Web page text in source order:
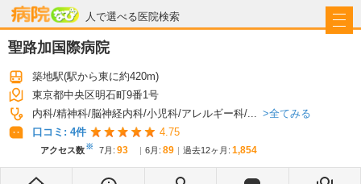
人で選べる医院検索
病院なび
聖路加国際病院
築地駅(駅から東に約420m)
東京都中央区明石町9番1号
内科 精神科 脳神経内科 小児科 アレルギー科 ...
全てみる
口コミ: 4件 4.75
アクセス数※ 7月 : 93 6月 : 89 過去12ヶ月: 1,854